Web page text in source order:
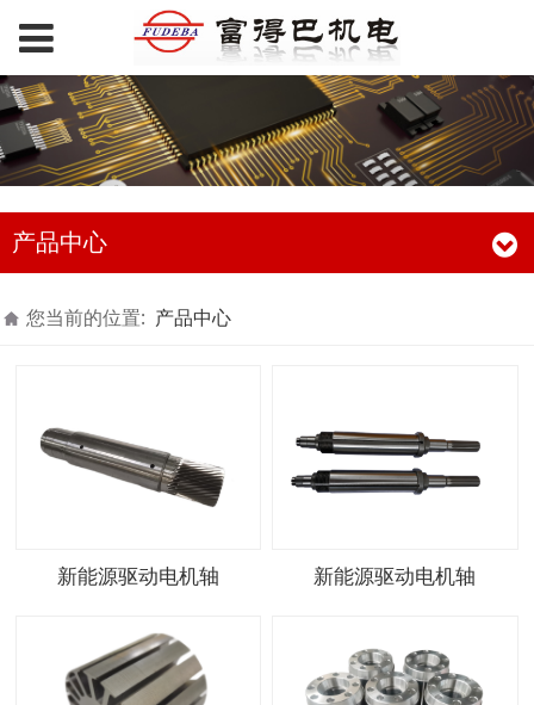
产品中心
您当前的位置: 产品中心
新能源驱动电机轴 新能源驱动电机轴